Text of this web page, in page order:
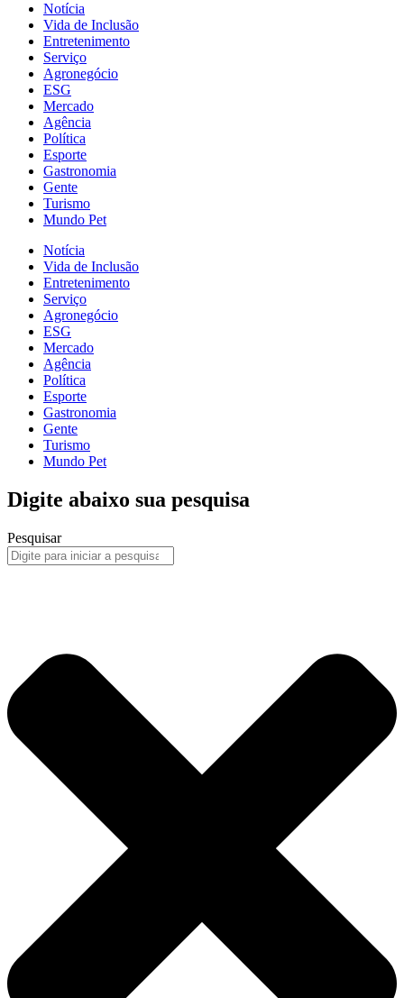
Notícia
Vida de Inclusão
Entretenimento
Serviço
Agronegócio
ESG
Mercado
Agência
Política
Esporte
Gastronomia
Gente
Turismo
Mundo Pet
Notícia
Vida de Inclusão
Entretenimento
Serviço
Agronegócio
ESG
Mercado
Agência
Política
Esporte
Gastronomia
Gente
Turismo
Mundo Pet
Digite abaixo sua pesquisa
Pesquisar